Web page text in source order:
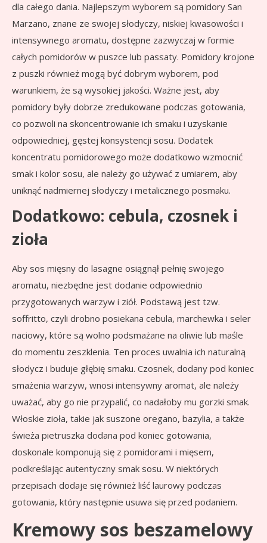
dla całego dania. Najlepszym wyborem są pomidory San
Marzano, znane ze swojej słodyczy, niskiej kwasowości i
intensywnego aromatu, dostępne zazwyczaj w formie
całych pomidorów w puszce lub passaty. Pomidory krojone
z puszki również mogą być dobrym wyborem, pod
warunkiem, że są wysokiej jakości. Ważne jest, aby
pomidory były dobrze zredukowane podczas gotowania,
co pozwoli na skoncentrowanie ich smaku i uzyskanie
odpowiedniej, gęstej konsystencji sosu. Dodatek
koncentratu pomidorowego może dodatkowo wzmocnić
smak i kolor sosu, ale należy go używać z umiarem, aby
uniknąć nadmiernej słodyczy i metalicznego posmaku.
Dodatkowo: cebula, czosnek i
zioła
Aby sos mięsny do lasagne osiągnął pełnię swojego
aromatu, niezbędne jest dodanie odpowiednio
przygotowanych warzyw i ziół. Podstawą jest tzw.
soffritto, czyli drobno posiekana cebula, marchewka i seler
naciowy, które są wolno podsmażane na oliwie lub maśle
do momentu zeszklenia. Ten proces uwalnia ich naturalną
słodycz i buduje głębię smaku. Czosnek, dodany pod koniec
smażenia warzyw, wnosi intensywny aromat, ale należy
uważać, aby go nie przypalić, co nadałoby mu gorzki smak.
Włoskie zioła, takie jak suszone oregano, bazylia, a także
świeża pietruszka dodana pod koniec gotowania,
doskonale komponują się z pomidorami i mięsem,
podkreślając autentyczny smak sosu. W niektórych
przepisach dodaje się również liść laurowy podczas
gotowania, który następnie usuwa się przed podaniem.
Kremowy sos beszamelowy